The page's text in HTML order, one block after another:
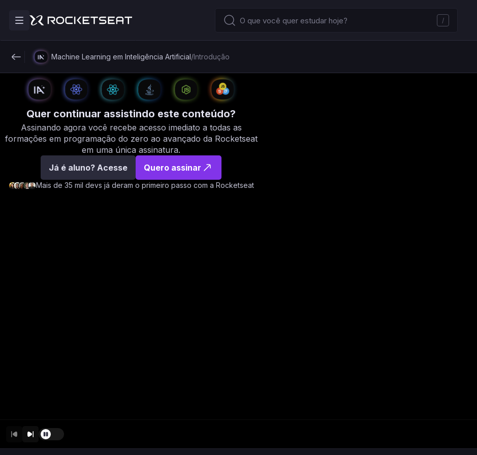
/
Machine Learning em Inteligência Artificial/Introdução
Quer continuar assistindo este conteúdo?
Assinando agora você recebe acesso imediato a todas as
formações em programação do zero ao avançado da Rocketseat
em uma única assinatura.
Já é aluno? Acesse
Quero assinar
Mais de 35 mil devs já deram o primeiro passo com a Rocketseat